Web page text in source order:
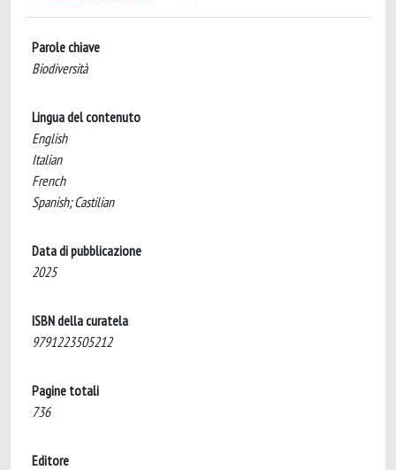
Parole chiave
Biodiversità
Lingua del contenuto
English
Italian
French
Spanish; Castilian
Data di pubblicazione
2025
ISBN della curatela
9791223505212
Pagine totali
736
Editore